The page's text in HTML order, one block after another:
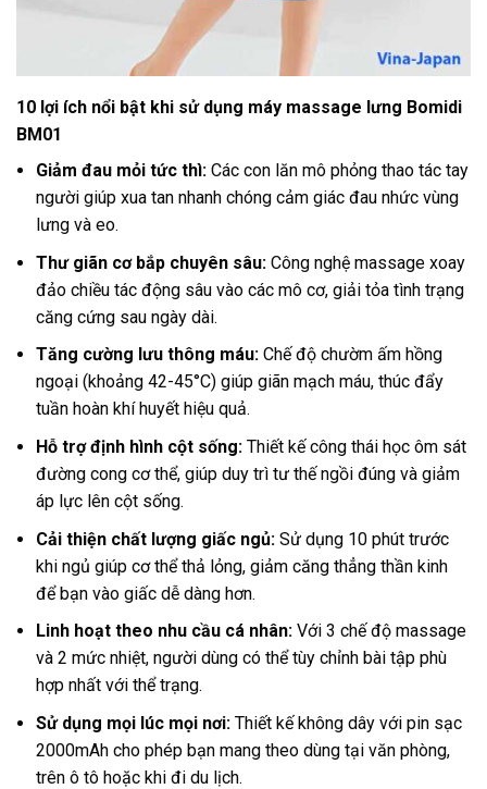
10 lợi ích nổi bật khi sử dụng máy massage lưng Bomidi
BM01
Giảm đau mỏi tức thì: Các con lăn mô phỏng thao tác tay
người giúp xua tan nhanh chóng cảm giác đau nhức vùng
lưng và eo.
Thư giãn cơ bắp chuyên sâu: Công nghệ massage xoay
đảo chiều tác động sâu vào các mô cơ, giải tỏa tình trạng
căng cứng sau ngày dài.
Tăng cường lưu thông máu: Chế độ chườm ấm hồng
ngoại (khoảng 42-45°C) giúp giãn mạch máu, thúc đẩy
tuần hoàn khí huyết hiệu quả.
Hỗ trợ định hình cột sống: Thiết kế công thái học ôm sát
đường cong cơ thể, giúp duy trì tư thế ngồi đúng và giảm
áp lực lên cột sống.
Cải thiện chất lượng giấc ngủ: Sử dụng 10 phút trước
khi ngủ giúp cơ thể thả lỏng, giảm căng thẳng thần kinh
để bạn vào giấc dễ dàng hơn.
Linh hoạt theo nhu cầu cá nhân: Với 3 chế độ massage
và 2 mức nhiệt, người dùng có thể tùy chỉnh bài tập phù
hợp nhất với thể trạng.
Sử dụng mọi lúc mọi nơi: Thiết kế không dây với pin sạc
2000mAh cho phép bạn mang theo dùng tại văn phòng,
trên ô tô hoặc khi đi du lịch.